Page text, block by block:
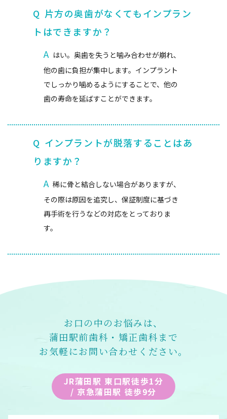
Q 片方の奥歯がなくてもインプラン
トはできますか？
A はい。奥歯を失うと噛み合わせが崩れ、
他の歯に負担が集中します。インプラント
でしっかり噛めるようにすることで、他の
歯の寿命を延ばすことができます。
Q インプラントが脱落することはあ
りますか？
A 稀に骨と結合しない場合がありますが、
その際は原因を追究し、保証制度に基づき
再手術を行うなどの対応をとっておりま
す。
お口の中のお悩みは、
蒲田駅前歯科・矯正歯科まで
お気軽にお問い合わせください。
JR蒲田駅 東口駅徒歩1分
/ 京急蒲田駅 徒歩9分